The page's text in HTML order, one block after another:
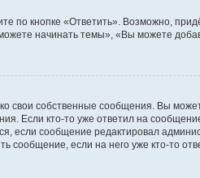
кнопке «Ответить». Возможно,
начинать темы», «Вы можете
свои собственные сообщения. Вы
Если кто-то уже ответил на
если сообщение редактировал
сообщение, если на него уже кто-то